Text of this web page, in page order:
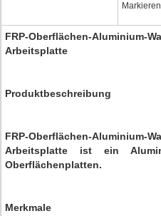
FRP-Oberflächen-
Arbeitsplatte
Produktbeschreibung
FRP-Oberflächen-
Arbeitsplatte ist ein
Oberflächenplatten.
Merkmale